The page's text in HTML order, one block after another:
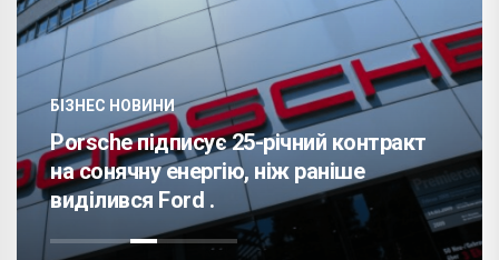
БІЗНЕС НОВИНИ
Porsche підписує 25-річний контракт
на сонячну енергію, ніж раніше
виділився Ford .